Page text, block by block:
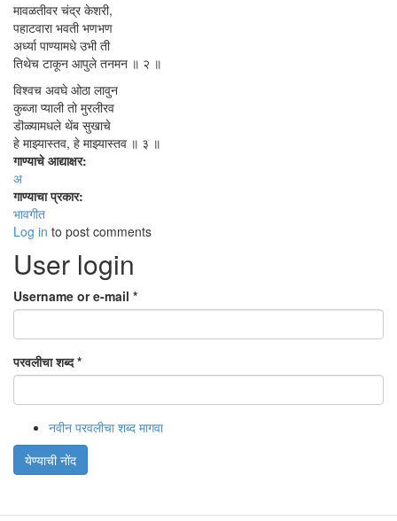
मावळतीवर चंद्र केशरी,
पहाटवारा भवती भणभण
अर्ध्या पाण्यामधे उभी ती
तिथेच टाकून आपुले तनमन ॥ २ ॥
विश्वच अवघे ओठा लावुन
कुब्जा प्याली तो मुरलीरव
डॊळ्यामधले थेंब सुखाचे
हे माझ्यास्तव, हे माझ्यास्तव ॥ ३ ॥
गाण्याचे आद्याक्षर:
अ
गाण्याचा प्रकार:
भावगीत
Log in to post comments
User login
Username or e-mail *
परवलीचा शब्द*
नवीन परवलीचा शब्द मागवा
येण्याची नोंद